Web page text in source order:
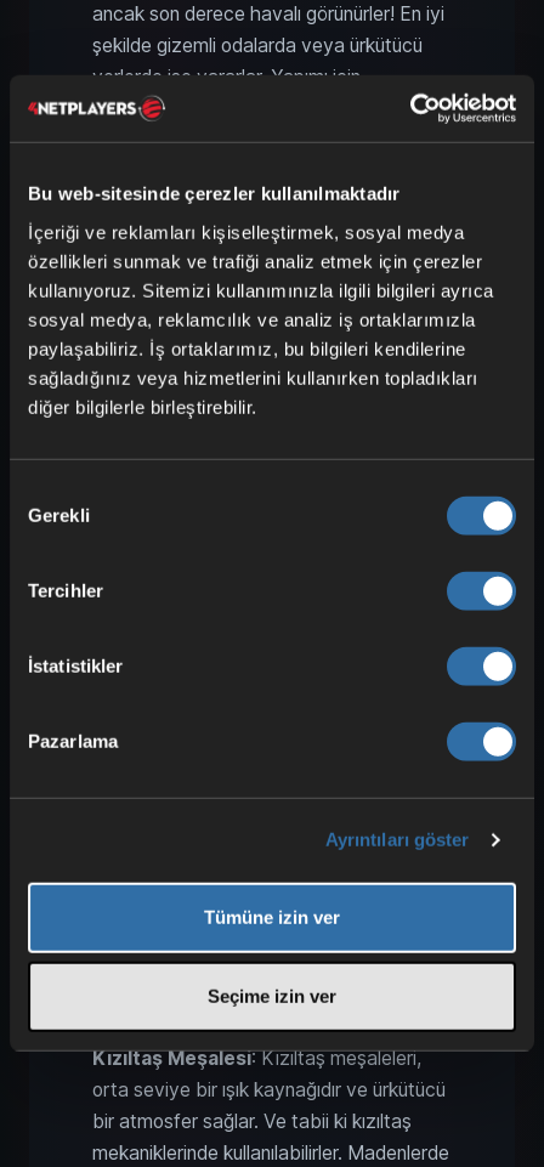
Bu web-sitesinde çerezler kullanılmaktadır
İçeriği ve reklamları kişiselleştirmek, sosyal medya
özellikleri sunmak ve trafiği analiz etmek için çerezler
kullanıyoruz. Sitemizi kullanımınızla ilgili bilgileri ayrıca
sosyal medya, reklamcılık ve analiz iş ortaklarımızla
paylaşabiliriz. İş ortaklarımız, bu bilgileri kendilerine
sağladığınız veya hizmetlerini kullanırken topladıkları
diğer bilgilerle birleştirebilir.
Seçimi
Gerekli
Tercihler
İstatistikler
Pazarlama
Ayrıntıları göster
Tümüne izin ver
Seçime izin ver
ancak son derece havalı görünürler! En iyi
şekilde gizemli odalarda veya ürkütücü
yerlerde işe yararlar. Yapımı için
Nether’dan ruh kumu veya ruh toprağına
ihtiyacınız var.
Kızıltaş Cevheri: Belki fark etmişsinizdir,
kızıltaş cevheri üzerinde yürüdüğünüzde
parlamaya başlar. Işık kalıcı olarak
kalmasa da, 9 seviye bir ışık yayar. Bu
nedenle, belirli yollar için mükemmeldir ve
büyüleyici bir havası vardır! Aynı şey derin
şist cevherleri için de geçerlidir.
biraz ışık yayar, bu genellikle doğrudan
kullanışlıdır.
da 7 seviye ışık yayar, bu çoğu oyuncu
ve kompakt yapısı sayesinde iyi
olarak hizmet edebilir.
: Liken mağara
duvarlarında büyür ve karanlığa ışık
getirmek için harika bir bloktur. Zaten
zayıf bir ışık yaydığını fark etmiş
için mükemmeldir.
Kızıltaş Meşalesi: Kızıltaş meşaleleri,
orta seviye bir ışık kaynağıdır ve ürkütücü
bir atmosfer sağlar. Ve tabii ki kızıltaş
mekaniklerinde kullanılabilirler. Madenlerde